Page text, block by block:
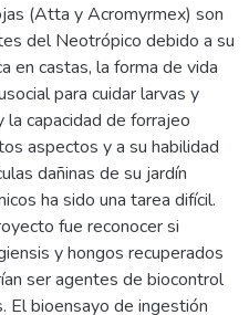
(Atta y Acromyrmex) son
del Neotrópico debido a su
en castas, la forma de vida
para cuidar larvas y
capacidad de forrajeo
aspectos y a su habilidad
dañinas de su jardín
ha sido una tarea difícil.
fue reconocer si
y hongos recuperados
ser agentes de biocontrol
bioensayo de ingestión